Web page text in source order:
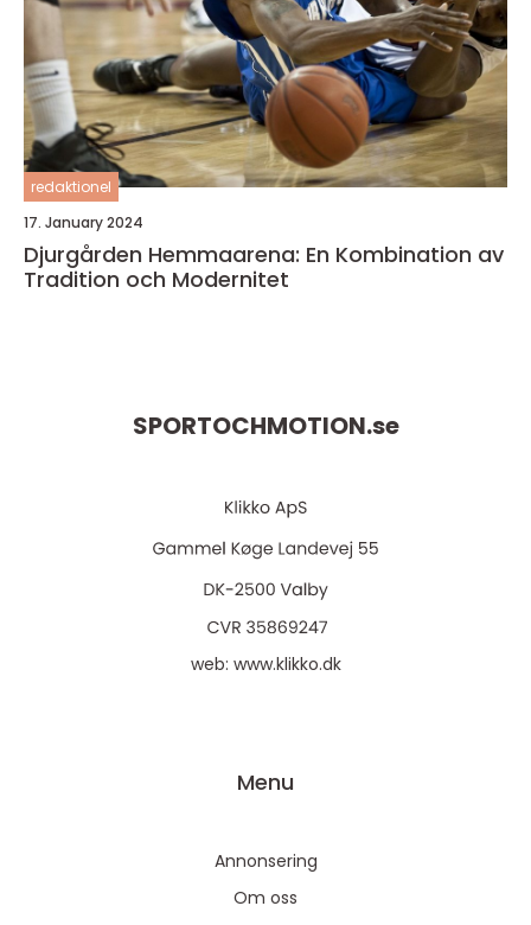
redaktionel
17. January 2024
Djurgården Hemmaarena: En Kombination av
Tradition och Modernitet
SPORTOCHMOTION.se
web: www.klikko.dk
Menu
Annonsering
Om oss